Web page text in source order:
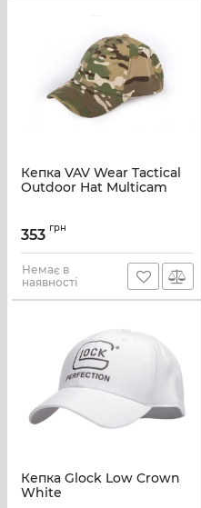
Кепка VAV Wear Tactical
Outdoor Hat Multicam
353 грн
Немає в
наявності
Кепка Glock Low Crown
White